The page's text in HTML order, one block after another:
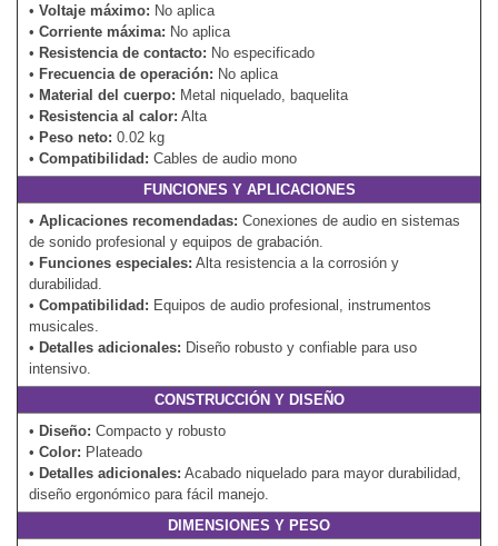
• Voltaje máximo: No aplica
• Corriente máxima: No aplica
• Resistencia de contacto: No especificado
• Frecuencia de operación: No aplica
• Material del cuerpo: Metal niquelado, baquelita
• Resistencia al calor: Alta
• Peso neto: 0.02 kg
• Compatibilidad: Cables de audio mono
FUNCIONES Y APLICACIONES
• Aplicaciones recomendadas: Conexiones de audio en sistemas
de sonido profesional y equipos de grabación.
• Funciones especiales: Alta resistencia a la corrosión y
durabilidad.
• Compatibilidad: Equipos de audio profesional, instrumentos
musicales.
• Detalles adicionales: Diseño robusto y confiable para uso
intensivo.
CONSTRUCCIÓN Y DISEÑO
• Diseño: Compacto y robusto
• Color: Plateado
• Detalles adicionales: Acabado niquelado para mayor durabilidad,
diseño ergonómico para fácil manejo.
DIMENSIONES Y PESO